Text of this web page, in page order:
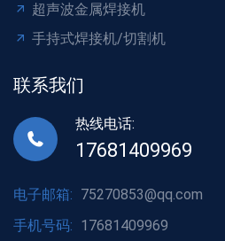
超声波金属焊接机
手持式焊接机/切割机
联系我们
热线电话:
17681409969
电子邮箱: 75270853@qq.com
手机号码: 17681409969